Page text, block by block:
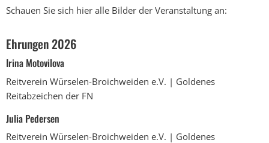
Schauen Sie sich hier alle Bilder der Veranstaltung an:
Ehrungen 2026
Irina Motovilova
Reitverein Würselen-Broichweiden e.V. | Goldenes
Reitabzeichen der FN
Julia Pedersen
Reitverein Würselen-Broichweiden e.V. | Goldenes